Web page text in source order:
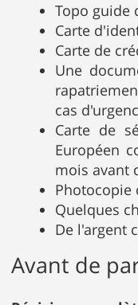
Topo guide
Carte
Carte de
Une
cas
Carte de
Européen
mois avant
Photocopie
Quelques
De l'argent
Avant de